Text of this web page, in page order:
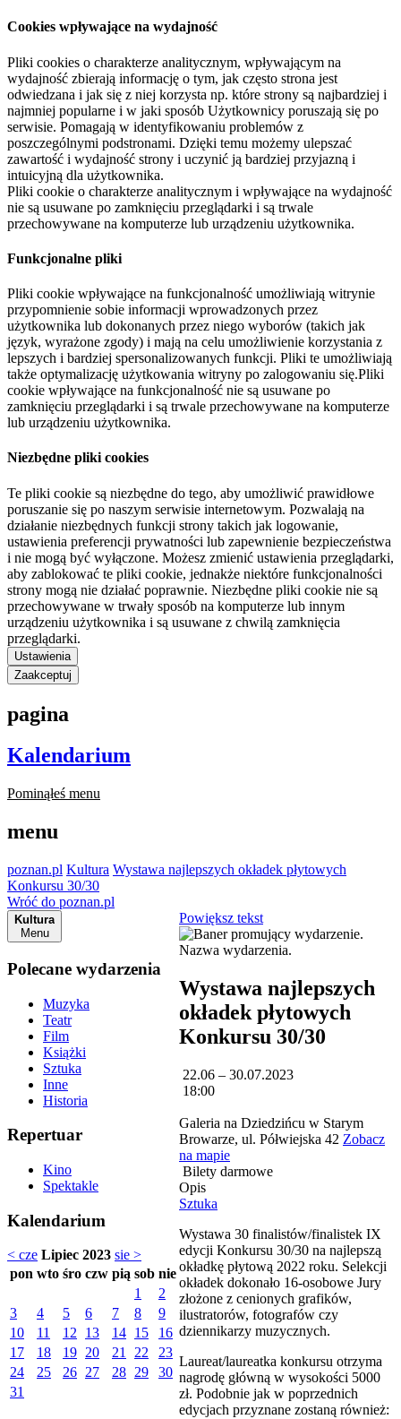
Cookies wpływające na wydajność
Pliki cookies o charakterze analitycznym, wpływającym na
wydajność zbierają informację o tym, jak często strona jest
odwiedzana i jak się z niej korzysta np. które strony są najbardziej i
najmniej popularne i w jaki sposób Użytkownicy poruszają się po
serwisie. Pomagają w identyfikowaniu problemów z
poszczególnymi podstronami. Dzięki temu możemy ulepszać
zawartość i wydajność strony i uczynić ją bardziej przyjazną i
intuicyjną dla użytkownika.
Pliki cookie o charakterze analitycznym i wpływające na wydajność
nie są usuwane po zamknięciu przeglądarki i są trwale
przechowywane na komputerze lub urządzeniu użytkownika.
Funkcjonalne pliki
Pliki cookie wpływające na funkcjonalność umożliwiają witrynie
przypomnienie sobie informacji wprowadzonych przez
użytkownika lub dokonanych przez niego wyborów (takich jak
język, wyrażone zgody) i mają na celu umożliwienie korzystania z
lepszych i bardziej spersonalizowanych funkcji. Pliki te umożliwiają
także optymalizację użytkowania witryny po zalogowaniu się.Pliki
cookie wpływające na funkcjonalność nie są usuwane po
zamknięciu przeglądarki i są trwale przechowywane na komputerze
lub urządzeniu użytkownika.
Niezbędne pliki cookies
Te pliki cookie są niezbędne do tego, aby umożliwić prawidłowe
poruszanie się po naszym serwisie internetowym. Pozwalają na
działanie niezbędnych funkcji strony takich jak logowanie,
ustawienia preferencji prywatności lub zapewnienie bezpieczeństwa
i nie mogą być wyłączone. Możesz zmienić ustawienia przeglądarki,
aby zablokować te pliki cookie, jednakże niektóre funkcjonalności
strony mogą nie działać poprawnie. Niezbędne pliki cookie nie są
przechowywane w trwały sposób na komputerze lub innym
urządzeniu użytkownika i są usuwane z chwilą zamknięcia
przeglądarki.
Ustawienia
Zaakceptuj
pagina
Kalendarium
Pominąłeś menu
menu
poznan.pl Kultura Wystawa najlepszych okładek płytowych
Konkursu 30/30
Wróć do poznan.pl
Kultura
Menu
Polecane wydarzenia
Muzyka
Teatr
Film
Książki
Sztuka
Inne
Historia
Repertuar
Kino
Spektakle
Kalendarium
< cze Lipiec 2023 sie >
pon wto śro czw pią sob nie
1
2
3
4 5 6 7 8
9
10
11 12 13 14 15
16
17
18 19 20 21 22
23
24
25 26 27 28 29
30
31
Powiększ tekst
Wystawa najlepszych
okładek płytowych
Konkursu 30/30
22.06 – 30.07.2023
18:00
Galeria na Dziedzińcu w Starym
Browarze, ul. Półwiejska 42 Zobacz
na mapie
Bilety darmowe
Opis
Sztuka
Wystawa 30 finalistów/finalistek IX
edycji Konkursu 30/30 na najlepszą
okładkę płytową 2022 roku. Selekcji
okładek dokonało 16-osobowe Jury
złożone z cenionych grafików,
ilustratorów, fotografów czy
dziennikarzy muzycznych.
Laureat/laureatka konkursu otrzyma
nagrodę główną w wysokości 5000
zł. Podobnie jak w poprzednich
edycjach przyznane zostaną również: